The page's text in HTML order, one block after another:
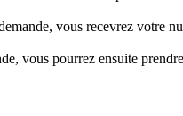
vous recevrez votre
vous pourrez ensuite